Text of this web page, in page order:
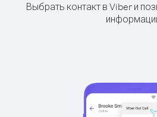
Выбрать контакт в Viber и